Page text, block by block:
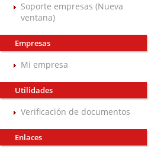
Soporte empresas (Nueva
ventana)
Empresas
Mi empresa
Utilidades
Verificación de documentos
Enlaces